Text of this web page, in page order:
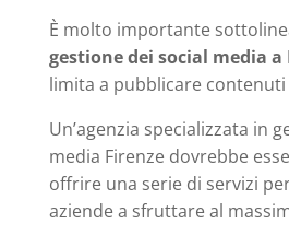
È molto importante
gestione dei social media a
limita a pubblicare contenuti
Un’agenzia specializzata in
media Firenze dovrebbe
offrire una serie di servizi
aziende a sfruttare al